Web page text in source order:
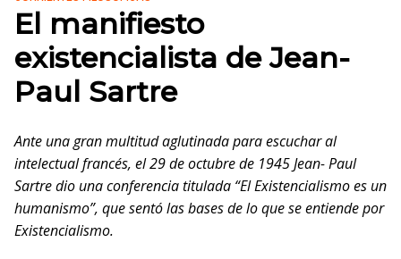
El manifiesto
existencialista de Jean-
Paul Sartre
Ante una gran multitud aglutinada para escuchar al
intelectual francés, el 29 de octubre de 1945 Jean- Paul
Sartre dio una conferencia titulada “El Existencialismo es un
humanismo”, que sentó las bases de lo que se entiende por
Existencialismo.